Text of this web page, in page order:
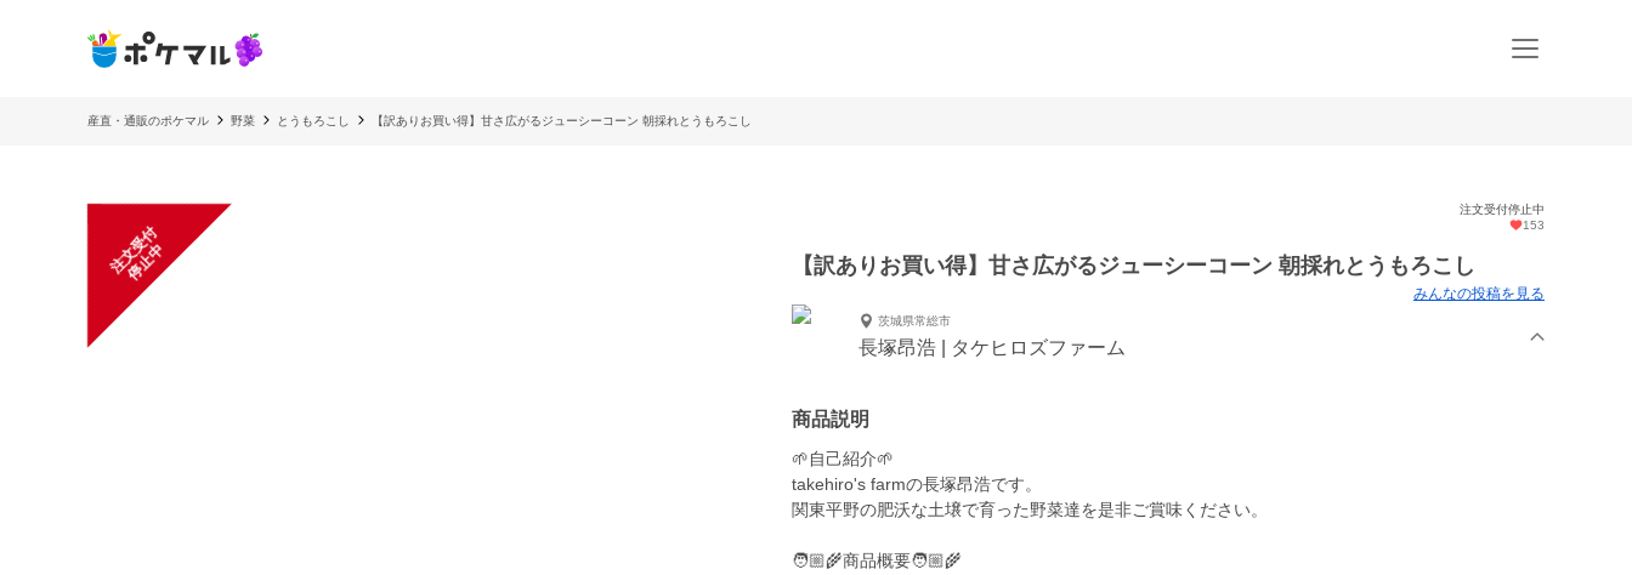
産直・通販のポケマル 野菜 とうもろこし 【訳ありお買い得】甘さ広がるジューシーコーン 朝採れとうもろこし
注
文
受
付
停
止
中
注文受付停止中
153
【訳ありお買い得】甘さ広がるジューシーコーン 朝採れとうもろこし
みんなの投稿を見る
茨城県常総市
長塚昂浩 | タケヒロズファーム
商品説明
🌱自己紹介🌱
takehiro's farmの長塚昂浩です。
関東平野の肥沃な土壌で育った野菜達を是非ご賞味ください。
🧑🏼‍🌾商品概要🧑🏼‍🌾